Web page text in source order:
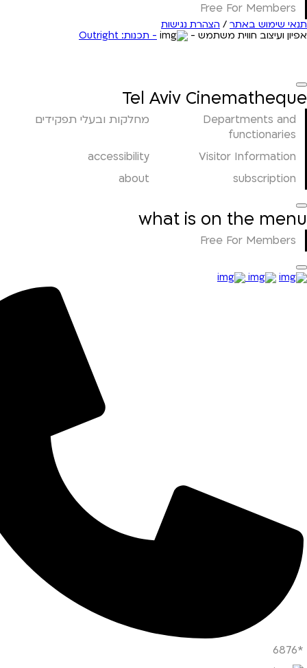
Free For Members
תנאי שימוש באתר / הצהרת נגישות
אפיון ועיצוב חווית משתמש -
- תכנות: Outright
Tel Aviv Cinematheque
Departments and
functionaries
מחלקות ובעלי תפקידים
Visitor Information
accessibility
subscription
about
what is on the menu
Free For Members
*6876